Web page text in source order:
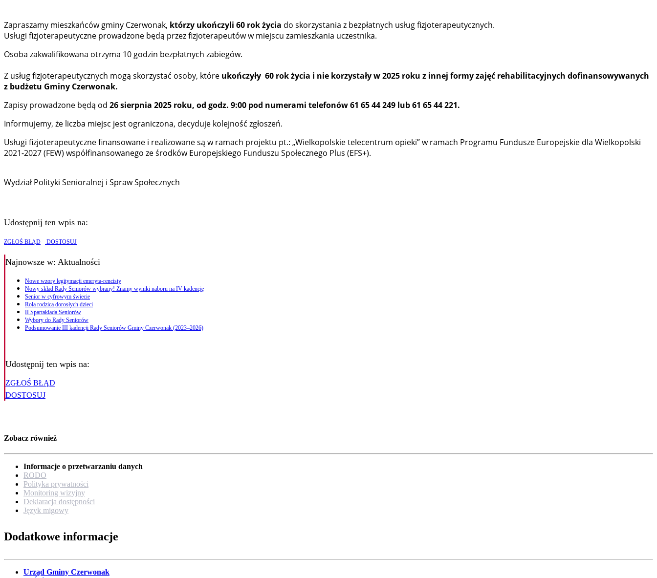
Zapraszamy mieszkańców gminy Czerwonak, którzy ukończyli 60 rok życia do skorzystania z bezpłatnych usług fizjoterapeutycznych.
Usługi fizjoterapeutyczne prowadzone będą przez fizjoterapeutów w miejscu zamieszkania uczestnika.
Osoba zakwalifikowana otrzyma 10 godzin bezpłatnych zabiegów.
Z usług fizjoterapeutycznych mogą skorzystać osoby, które ukończyły 60 rok życia i nie korzystały w 2025 roku z innej formy zajęć rehabilitacyjnych dofinansowywanych
z budżetu Gminy Czerwonak.
Zapisy prowadzone będą od 26 sierpnia 2025 roku, od godz. 9:00 pod numerami telefonów 61 65 44 249 lub 61 65 44 221.
Informujemy, że liczba miejsc jest ograniczona, decyduje kolejność zgłoszeń.
Usługi fizjoterapeutyczne finansowane i realizowane są w ramach projektu pt.: „Wielkopolskie telecentrum opieki” w ramach Programu Fundusze Europejskie dla Wielkopolski
2021-2027 (FEW) współfinansowanego ze środków Europejskiego Funduszu Społecznego Plus (EFS+).
Wydział Polityki Senioralnej i Spraw Społecznych
Udostępnij ten wpis na:
ZGŁOŚ BŁĄD DOSTOSUJ
Najnowsze w: Aktualności
Nowe wzory legitymacji emeryta-rencisty
Nowy skład Rady Seniorów wybrany! Znamy wyniki naboru na IV kadencję
Senior w cyfrowym świecie
Rola rodzica dorosłych dzieci
II Spartakiada Seniorów
Wybory do Rady Seniorów
Podsumowanie III kadencji Rady Seniorów Gminy Czerwonak (2023–2026)
Udostępnij ten wpis na:
ZGŁOŚ BŁĄD
DOSTOSUJ
Zobacz również
Informacje o przetwarzaniu danych
RODO
Polityka prywatności
Monitoring wizyjny
Deklaracja dostępności
Język migowy
Dodatkowe informacje
Urząd Gminy Czerwonak